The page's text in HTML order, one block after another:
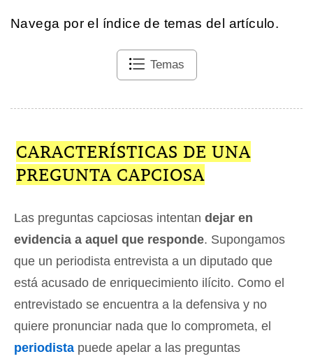
Navega por el índice de temas del artículo.
Temas
CARACTERÍSTICAS DE UNA
PREGUNTA CAPCIOSA
Las preguntas capciosas intentan dejar en
evidencia a aquel que responde. Supongamos
que un periodista entrevista a un diputado que
está acusado de enriquecimiento ilícito. Como el
entrevistado se encuentra a la defensiva y no
quiere pronunciar nada que lo comprometa, el
periodista puede apelar a las preguntas